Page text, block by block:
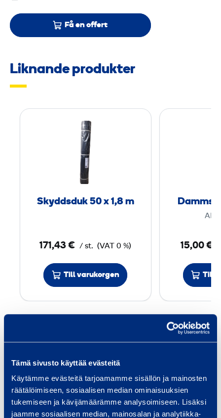
Tämä sivusto käyttää evästeitä
Käytämme evästeitä tarjoamamme sisällön ja mainosten
räätälöimiseen, sosiaalisen median ominaisuuksien
tukemiseen ja kävijämäärämme analysoimiseen. Lisäksi
jaamme sosiaalisen median, mainosalan ja analytiikka-
Få en offert
Liknande produkter
k
y
d
d
s
0
x
1
,
8
m
Skyddsduk 50 x 1,8 m
171,43 € / st. (VAT 0 %)
Till varukorgen
15,00 €
Till
Trafiksäkerhet och
infrastruktur